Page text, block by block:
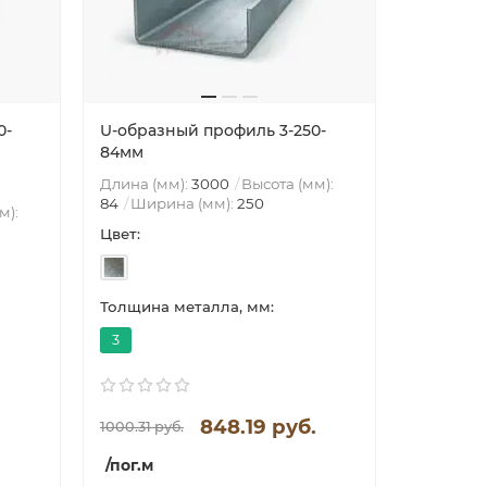
U-образный профиль 3-250-
84мм
Длина (мм): 3000
Высота (мм):
84
Ширина (мм): 250
Цвет:
Толщина металла, мм:
3
1000.31 руб. 848.19 руб.
/пог.м